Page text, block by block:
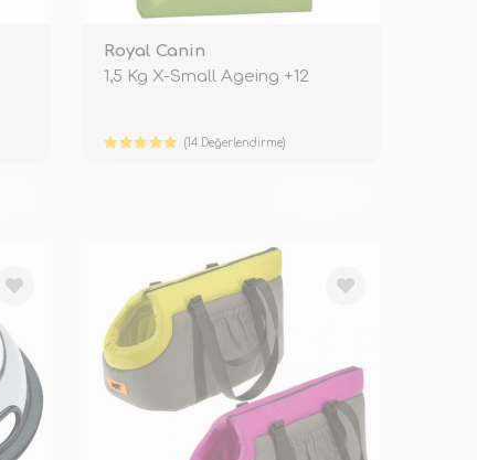
Royal Canin
1,5 Kg X-Small Ageing +12
(14 Değerlendirme)